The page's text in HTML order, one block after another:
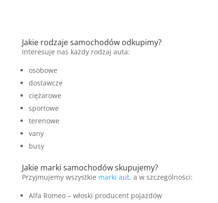
Jakie rodzaje samochodów odkupimy?
Interesuje nas każdy rodzaj auta:
osobowe
dostawcze
ciężarowe
sportowe
terenowe
vany
busy
Jakie marki samochodów skupujemy?
Przyjmujemy wszystkie marki aut, a w szczególności:
Alfa Romeo – włoski producent pojazdów